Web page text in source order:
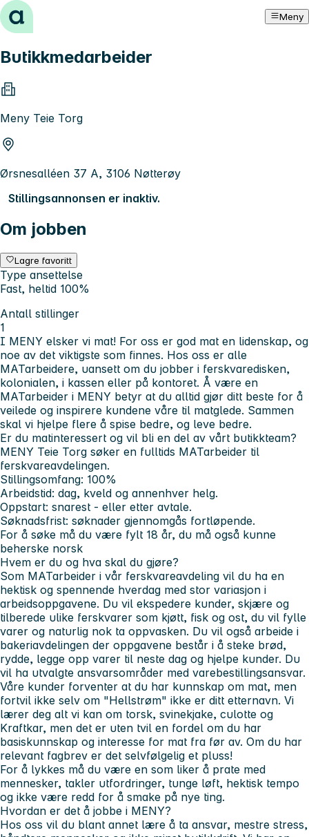
Hopp til innhold Meny
Butikkmedarbeider
Meny Teie Torg
Ørsnesalléen 37 A, 3106 Nøtterøy
Stillingsannonsen er inaktiv.
Om jobben
Lagre favoritt
Type ansettelse
Fast, heltid 100%
Antall stillinger
1
I MENY elsker vi mat! For oss er god mat en lidenskap, og
noe av det viktigste som finnes. Hos oss er alle
MATarbeidere, uansett om du jobber i ferskvaredisken,
kolonialen, i kassen eller på kontoret. Å være en
MATarbeider i MENY betyr at du alltid gjør ditt beste for å
veilede og inspirere kundene våre til matglede. Sammen
skal vi hjelpe flere å spise bedre, og leve bedre.
Er du matinteressert og vil bli en del av vårt butikkteam?
MENY Teie Torg søker en fulltids MATarbeider til
ferskvareavdelingen.
Stillingsomfang: 100%
Arbeidstid: dag, kveld og annenhver helg.
Oppstart: snarest - eller etter avtale.
Søknadsfrist: søknader gjennomgås fortløpende.
For å søke må du være fylt 18 år, du må også kunne
beherske norsk
Hvem er du og hva skal du gjøre?
Som MATarbeider i vår ferskvareavdeling vil du ha en
hektisk og spennende hverdag med stor variasjon i
arbeidsoppgavene. Du vil ekspedere kunder, skjære og
tilberede ulike ferskvarer som kjøtt, fisk og ost, du vil fylle
varer og naturlig nok ta oppvasken. Du vil også arbeide i
bakeriavdelingen der oppgavene består i å steke brød,
rydde, legge opp varer til neste dag og hjelpe kunder. Du
vil ha utvalgte ansvarsområder med varebestillingsansvar.
Våre kunder forventer at du har kunnskap om mat, men
fortvil ikke selv om "Hellstrøm" ikke er ditt etternavn. Vi
lærer deg alt vi kan om torsk, svinekjake, culotte og
Kraftkar, men det er uten tvil en fordel om du har
basiskunnskap og interesse for mat fra før av. Om du har
relevant fagbrev er det selvfølgelig et pluss!
For å lykkes må du være en som liker å prate med
mennesker, takler utfordringer, tunge løft, hektisk tempo
og ikke være redd for å smake på nye ting.
Hvordan er det å jobbe i MENY?
Hos oss vil du blant annet lære å ta ansvar, mestre stress,